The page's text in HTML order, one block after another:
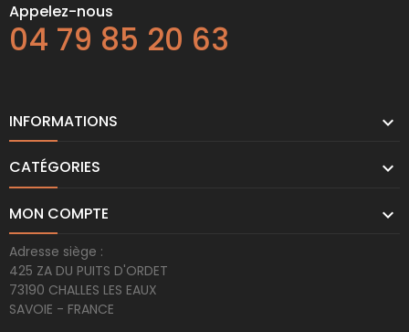
Appelez-nous
04 79 85 20 63
INFORMATIONS 
CATÉGORIES 
MON COMPTE 
Adresse siège :
425 ZA DU PUITS D'ORDET
73190 CHALLES LES EAUX
SAVOIE - FRANCE